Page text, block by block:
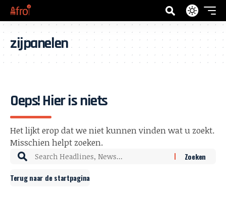
zijpanelen
Oeps! Hier is niets
Het lijkt erop dat we niet kunnen vinden wat u zoekt.
Misschien helpt zoeken.
Terug naar de startpagina